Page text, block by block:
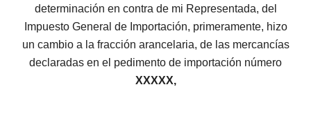
determinación en contra de mi Representada, del
Impuesto General de Importación, primeramente, hizo
un cambio a la fracción arancelaria, de las mercancías
declaradas en el pedimento de importación número
XXXXX,